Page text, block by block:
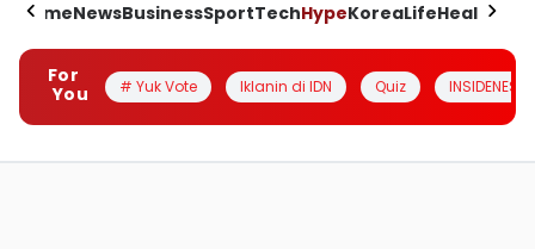
HomeNewsBusinessSportTechHypeKoreaLifeHealth
For
You
# Yuk Vote Iklanin di IDN Quiz INSIDENESIA